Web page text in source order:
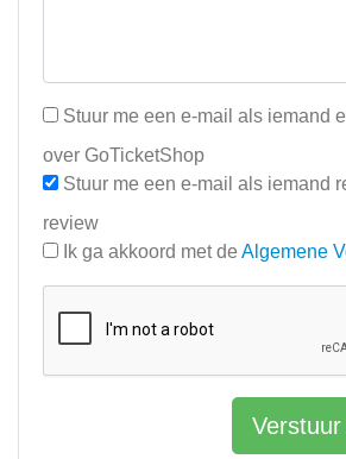
Stuur me een e-mail als iemand
over GoTicketShop
Stuur me een e-mail als iemand
review
Ik ga akkoord met de Algemene